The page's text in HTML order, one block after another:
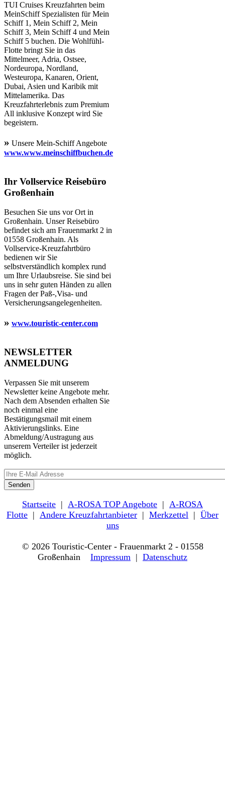
TUI Cruises Kreuzfahrten beim
MeinSchiff Spezialisten für Mein
Schiff 1, Mein Schiff 2, Mein
Schiff 3, Mein Schiff 4 und Mein
Schiff 5 buchen. Die Wohlfühl-
Flotte bringt Sie in das
Mittelmeer, Adria, Ostsee,
Nordeuropa, Nordland,
Westeuropa, Kanaren, Orient,
Dubai, Asien und Karibik mit
Mittelamerika. Das
Kreuzfahrterlebnis zum Premium
All inklusive Konzept wird Sie
begeistern.
» Unsere Mein-Schiff Angebote
www.www.meinschiffbuchen.de
Ihr Vollservice Reisebüro
Großenhain
Besuchen Sie uns vor Ort in
Großenhain. Unser Reisebüro
befindet sich am Frauenmarkt 2 in
01558 Großenhain. Als
Vollservice-Kreuzfahrtbüro
bedienen wir Sie
selbstverständlich komplex rund
um Ihre Urlaubsreise. Sie sind bei
uns in sehr guten Händen zu allen
Fragen der Paß-,Visa- und
Versicherungsangelegenheiten.
» www.touristic-center.com
NEWSLETTER
ANMELDUNG
Verpassen Sie mit unserem
Newsletter keine Angebote mehr.
Nach dem Absenden erhalten Sie
noch einmal eine
Bestätigungsmail mit einem
Aktivierungslinks. Eine
Abmeldung/Austragung aus
unserem Verteiler ist jederzeit
möglich.
Startseite | A-ROSA TOP Angebote | A-ROSA
Flotte | Andere Kreuzfahrtanbieter | Merkzettel | Über
uns
© 2026 Touristic-Center - Frauenmarkt 2 - 01558
Großenhain Impressum | Datenschutz